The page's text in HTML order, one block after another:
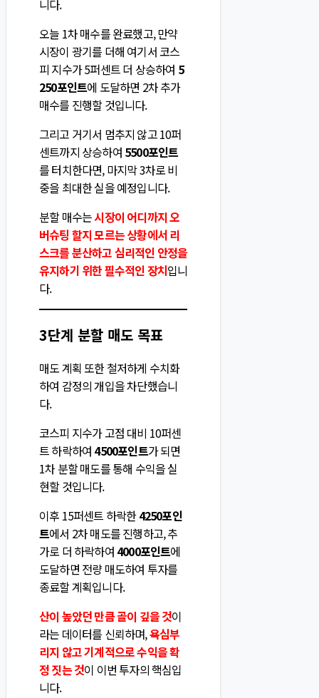
니다.
오늘 1차 매수를 완료했고, 만약
시장이 광기를 더해 여기서 코스
피 지수가 5퍼센트 더 상승하여 5
250포인트에 도달하면 2차 추가
매수를 진행할 것입니다.
그리고 거기서 멈추지 않고 10퍼
센트까지 상승하여 5500포인트
를 터치한다면, 마지막 3차로 비
중을 최대한 실을 예정입니다.
분할 매수는시장이 어디까지 오
버슈팅 할지 모르는 상황에서 리
스크를 분산하고 심리적인 안정을
유지하기 위한 필수적인 장치입니
다.
3단계 분할 매도 목표
매도 계획 또한 철저하게 수치화
하여 감정의 개입을 차단했습니
다.
코스피 지수가 고점 대비 10퍼센
트 하락하여 4500포인트가 되면
1차 분할 매도를 통해 수익을 실
현할 것입니다.
이후 15퍼센트 하락한4250포인
트에서 2차 매도를 진행하고, 추
가로 더 하락하여 4000포인트에
도달하면 전량 매도하여 투자를
종료할 계획입니다.
산이 높았던 만큼 골이 깊을 것이
라는 데이터를 신뢰하며,욕심부
리지 않고 기계적으로 수익을 확
정 짓는 것이 이번 투자의 핵심입
니다.